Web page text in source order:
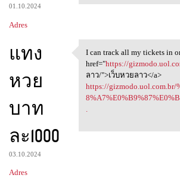
01.10.2024
Adres
แทง
หวย
บาท
ละ1000
03.10.2024
Adres
I can track all my
I can track all my tickets in
href="https://
ลาว/">เว็บหวยลาว</a>
https://gizmodo.uol.com.br/
.